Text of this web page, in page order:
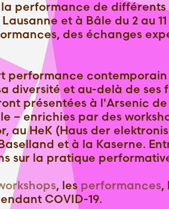
la performance de
et à Bâle du 2 au
des échanges
performance contemporain
diversité et au-delà de ses
présentées à l'Arsenic
– enrichies par des
au HeK (Haus der
et à la Kaserne.
sur la pratique
, les performances,
COVID-19.